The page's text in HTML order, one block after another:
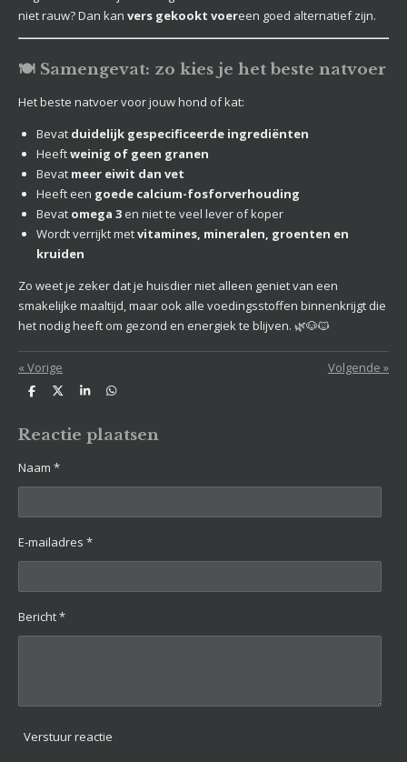
niet rauw? Dan kan vers gekookt voereen goed alternatief zijn.
🍽️ Samengevat: zo kies je het beste natvoer
Het beste natvoer voor jouw hond of kat:
Bevat duidelijk gespecificeerde ingrediënten
Heeftweinig of geen granen
Bevat meer eiwit dan vet
Heeft een goede calcium-fosforverhouding
Bevat omega 3en niet te veel lever of koper
Wordt verrijkt metvitamines, mineralen, groenten en
kruiden
Zo weet je zeker dat je huisdier niet alleen geniet van een
smakelijke maaltijd, maar ook alle voedingsstoffen binnenkrijgt die
het nodig heeft om gezond en energiek te blijven. 🌿🐶🐱
« Vorige Volgende »
D
e
n
D
l
S
r
e
D
e
n
Reactie plaatsen
Naam *
E-mailadres *
Bericht *
Verstuur reactie